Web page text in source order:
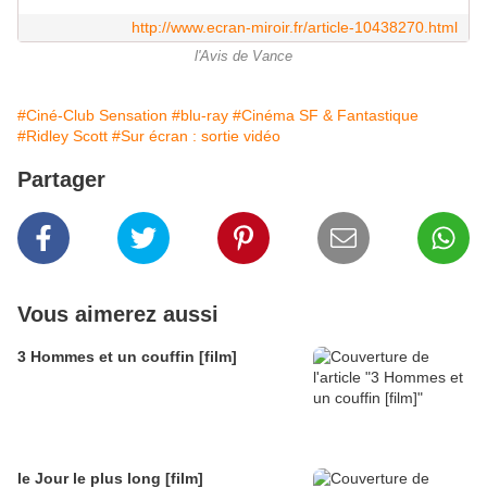
http://www.ecran-miroir.fr/article-10438270.html
l'Avis de Vance
#Ciné-Club Sensation #blu-ray #Cinéma SF & Fantastique
#Ridley Scott #Sur écran : sortie vidéo
Partager
Vous aimerez aussi
3 Hommes et un couffin [film]
le Jour le plus long [film]